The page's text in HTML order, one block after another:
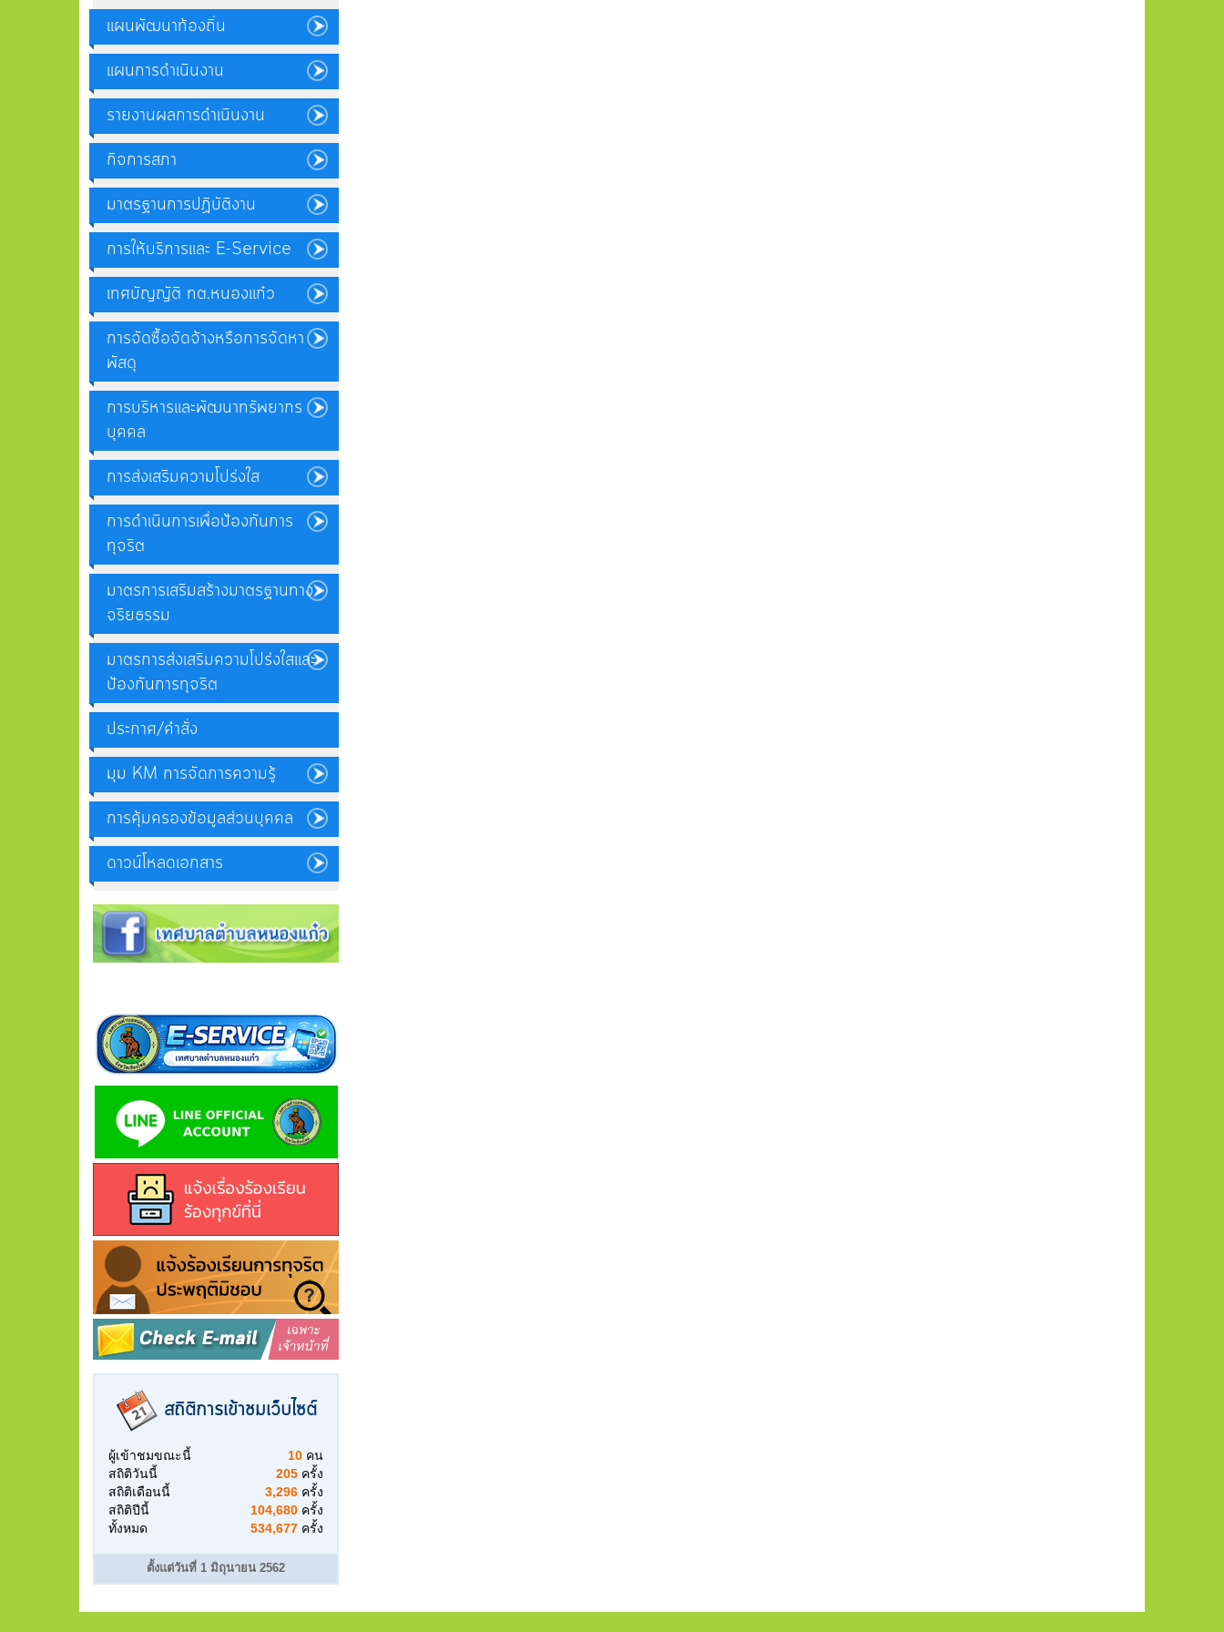
แผนพัฒนาท้องถิ่น
แผนการดำเนินงาน
รายงานผลการดำเนินงาน
กิจการสภา
มาตรฐานการปฏิบัติงาน
การให้บริการและ E-Service
เทศบัญญัติ ทต.หนองแก๋ว
การจัดซื้อจัดจ้างหรือการจัดหา
พัสดุ
การบริหารและพัฒนาทรัพยากร
บุคคล
การส่งเสริมความโปร่งใส
การดำเนินการเพื่อป้องกันการ
ทุจริต
มาตรการเสริมสร้างมาตรฐานทาง
จริยธรรม
มาตรการส่งเสริมความโปร่งใสและ
ป้องกันการทุจริต
ประกาศ/คำสั่ง
มุม KM การจัดการความรู้
การคุ้มครองข้อมูลส่วนบุคคล
ดาวน์โหลดเอกสาร
สถิติการเข้าชมเว็บไซต์
ผู้เข้าชมขณะนี้ 10 คน
สถิติวันนี้
205 ครั้ง
สถิติเดือนนี้
3,296 ครั้ง
สถิติปีนี้
104,680 ครั้ง
ทั้งหมด
534,677 ครั้ง
ตั้งแต่วันที่ 1 มิถุนายน 2562